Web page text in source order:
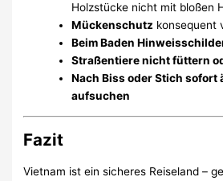
Holzstücke nicht mit bloßen
Mückenschutz konsequent
Beim Baden
Straßentiere nicht füttern
Nach Biss oder Stich sofort
aufsuchen
Fazit
Vietnam ist ein sicheres Reiseland –